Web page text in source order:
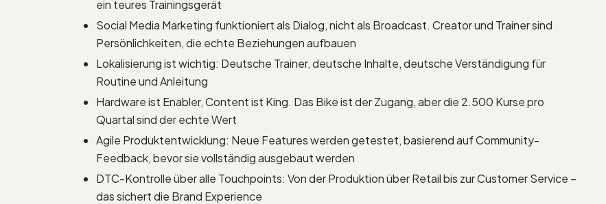
ein teures Trainingsgerät
Social Media Marketing funktioniert als Dialog, nicht als Broadcast. Creator und Trainer sind
Persönlichkeiten, die echte Beziehungen aufbauen
Lokalisierung ist wichtig: Deutsche Trainer, deutsche Inhalte, deutsche Verständigung für
Routine und Anleitung
Hardware ist Enabler, Content ist King. Das Bike ist der Zugang, aber die 2.500 Kurse pro
Quartal sind der echte Wert
Agile Produktentwicklung: Neue Features werden getestet, basierend auf Community-
Feedback, bevor sie vollständig ausgebaut werden
DTC-Kontrolle über alle Touchpoints: Von der Produktion über Retail bis zur Customer Service –
das sichert die Brand Experience